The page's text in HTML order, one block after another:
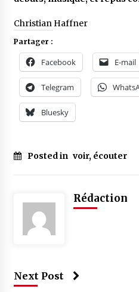
Christian Haffner
Partager :
Facebook E-mail
Telegram
Bluesky
Posted in voir, écouter
Rédaction
Next Post